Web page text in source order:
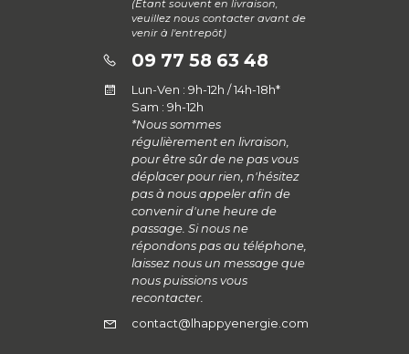
(Étant souvent en livraison,
veuillez nous contacter avant de
venir à l'entrepôt)
09 77 58 63 48
Lun-Ven : 9h-12h / 14h-18h*
Sam : 9h-12h
*Nous sommes
régulièrement en livraison,
pour être sûr de ne pas vous
déplacer pour rien, n'hésitez
pas à nous appeler afin de
convenir d'une heure de
passage. Si nous ne
répondons pas au téléphone,
laissez nous un message que
nous puissions vous
recontacter.
contact@lhappyenergie.com